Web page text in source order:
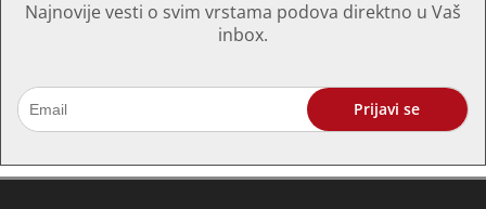
Najnovije vesti o svim vrstama podova direktno u Vaš
inbox.